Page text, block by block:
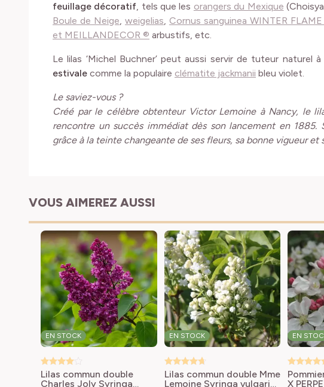
feuillage décoratif, tels que les orangers du Mexique
Boule de Neige, weigelias, Cornus sanguinea WINTER
et MEILLANDECOR ® arbustifs, etc.
Le lilas ‘Michel Buchner’ peut aussi servir de tuteur naturel à
estivale comme la populaire clématite jackmanii bleu violet.
Le saviez-vous ?
Créé par le célèbre obtenteur Victor Lemoine à Nancy, le
rencontre un succès immédiat dès son lancement en 1885.
grâce à la teinte changeante de ses fleurs, sa bonne vigueur et
VOUS AIMEREZ AUSSI
EN STOCK
Lilas commun double
Charles Joly Syringa
EN STOCK
Lilas commun double Mme
Lemoine Syringa vulgaris
EN
X